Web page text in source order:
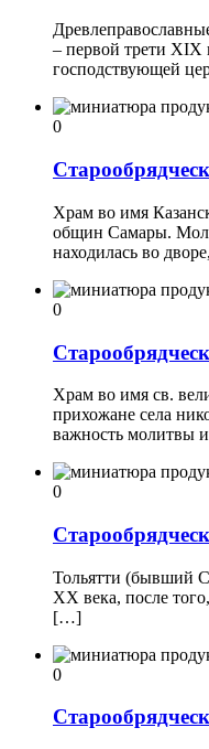
– первой трети XIX
господствующей
0
Храм во имя
общин Самары.
находилась во
0
Храм во имя св.
прихожане села
важность молитвы
0
Тольятти (бывший
ХХ века, после
[…]
0